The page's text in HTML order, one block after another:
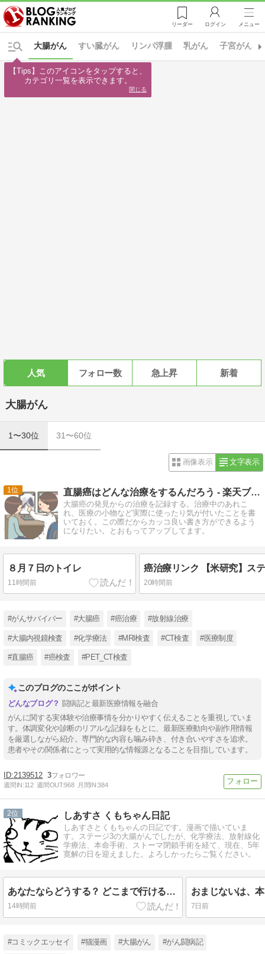
リーダー ログイン メニュー
すい臓がん リンパ浮腫 乳がん
大腸がん 子宮がん
人気 フォロー数 急上昇 新着
大腸がん
1〜30位 31〜60位
画像表示 文字表示
1 直腸癌はどんな治療をするんだろう - 楽天ブログ
大腸癌の発見からの治療を記録する。治療中のあれこ
れ、医療の小物など実際に使ったり気が付いたことを書
いておく。この際だからカッコ良い書き方ができるよう
になりたい。とおもってアップしてます。
８月７日のトイレ
11時間前 20時間前
#がんサバイバー #大腸癌 #癌治療 #放射線治療
#大腸内視鏡検査 #化学療法 #MRI検査 #CT検査 #医療制度
#直腸癌 #癌検査 #PET_CT検査
このブログのここがポイント
闘病記と最新医療情報を融合
がんに関する実体験や治療事情を分かりやすく伝えることを重視していま
す。体調変化や診断のリアルな記録をもとに、最新医療動向や副作用情報
を厳選しながら紹介。専門的な内容も噛み砕き、付き合いやすさを追求。
患者やその関係者にとって実用的な情報源となることを目指しています。
2139512 3
週間IN:112 週間OUT:968 月間IN:384
2 しあすさ くもちゃん日記
しあすさとくもちゃんの日記です。漫画で描いていま
す。ステージ3の大腸がんでしたが、化学療法、放射線化
学療法、本命手術、ストーマ閉鎖手術を経て、現在、5年
寛解の日を迎えました。よろしかったらご覧ください。
あなたならどうする？ どこまで行ける？ (342)
14時間前 7日前
#コミックエッセイ #猫漫画 #大腸がん #がん闘病記
【Tips】このアイコンをタップすると、
カテゴリ一覧を表示できます。
閉じる